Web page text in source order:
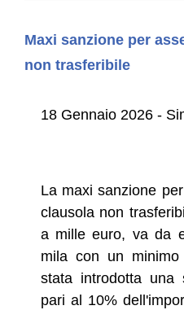
Maxi sanzione per
non trasferibile
18 Gennaio 2026 -
La maxi sanzione
clausola non
a mille euro, va da
mila con un
stata introdotta una
pari al 10%